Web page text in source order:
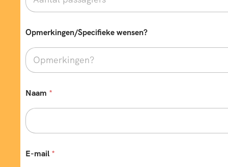
Opmerkingen/Specifieke wensen?
-
a
i
e
Naam *
E-mail *